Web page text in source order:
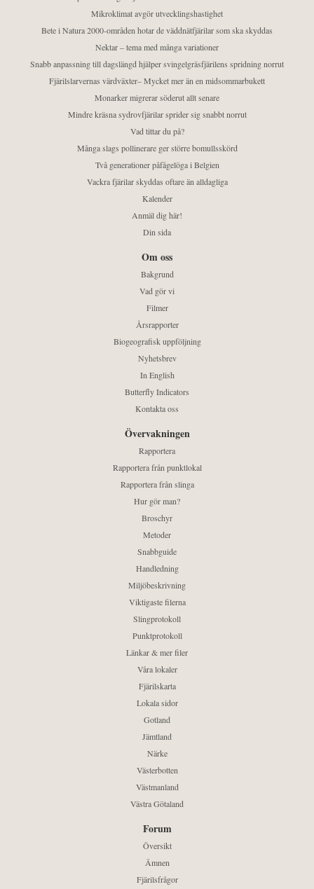
Mikroklimat avgör utvecklingshastighet
Bete i Natura 2000-områden hotar de väddnätfjärilar som ska skyddas
Nektar – tema med många variationer
Snabb anpassning till dagslängd hjälper svingelgräsfjärilens spridning norrut
Fjärilslarvernas värdväxter– Mycket mer än en midsommarbukett
Monarker migrerar söderut allt senare
Mindre kräsna sydrovfjärilar sprider sig snabbt norrut
Vad tittar du på?
Många slags pollinerare ger större bomullsskörd
Två generationer påfågelöga i Belgien
Vackra fjärilar skyddas oftare än alldagliga
Kalender
Anmäl dig här!
Din sida
Om oss
Bakgrund
Vad gör vi
Filmer
Årsrapporter
Biogeografisk uppföljning
Nyhetsbrev
In English
Butterfly Indicators
Kontakta oss
Övervakningen
Rapportera
Rapportera från punktlokal
Rapportera från slinga
Hur gör man?
Broschyr
Metoder
Snabbguide
Handledning
Miljöbeskrivning
Viktigaste filerna
Slingprotokoll
Punktprotokoll
Länkar & mer filer
Våra lokaler
Fjärilskarta
Lokala sidor
Gotland
Jämtland
Närke
Västerbotten
Västmanland
Västra Götaland
Forum
Översikt
Ämnen
Fjärilsfrågor